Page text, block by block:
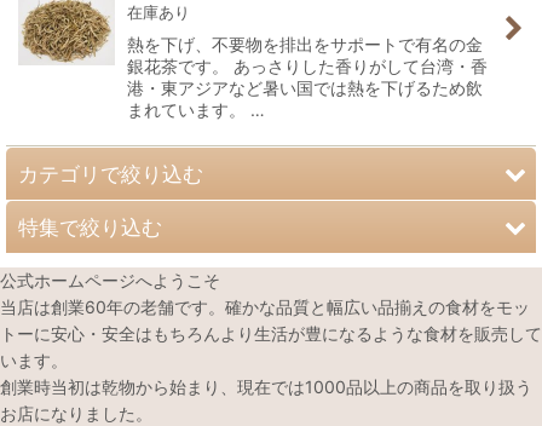
在庫あり
熱を下げ、不要物を排出をサポートで有名の金
銀花茶です。 あっさりした香りがして台湾・香
港・東アジアなど暑い国では熱を下げるため飲
まれています。 …
カテゴリで絞り込む
薬膳食材
薬膳食材 大容量サイズ
ボトル入り薬膳粥
薬膳鍋・スープキット シリーズ
特集で絞り込む
春のオススメ薬膳食材
夏のオススメ薬膳食材
秋のオススメ薬膳食材
公式ホームページへようこそ
当店は創業60年の老舗です。確かな品質と幅広い品揃えの食材をモッ
トーに安心・安全はもちろんより生活が豊になるような食材を販売して
います。
創業時当初は乾物から始まり、現在では1000品以上の商品を取り扱う
お店になりました。